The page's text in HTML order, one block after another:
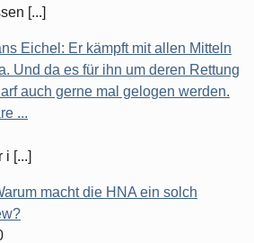
[...]
Eichel: Er kämpft mit allen Mitteln
Und da es für ihn um deren Rettung
auch gerne mal gelogen werden.
...
i [...]
macht die HNA ein solch